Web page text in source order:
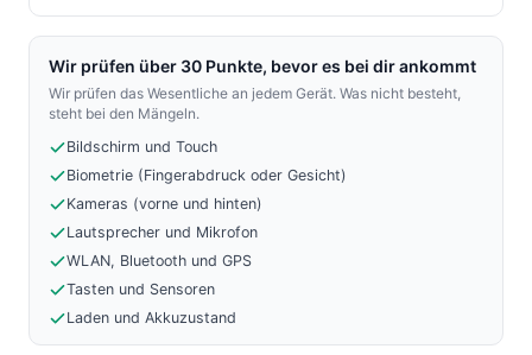
Wir prüfen über 30 Punkte, bevor es bei dir ankommt
Wir prüfen das Wesentliche an jedem Gerät. Was nicht besteht,
steht bei den Mängeln.
Bildschirm und Touch
Biometrie (Fingerabdruck oder Gesicht)
Kameras (vorne und hinten)
Lautsprecher und Mikrofon
WLAN, Bluetooth und GPS
Tasten und Sensoren
Laden und Akkuzustand